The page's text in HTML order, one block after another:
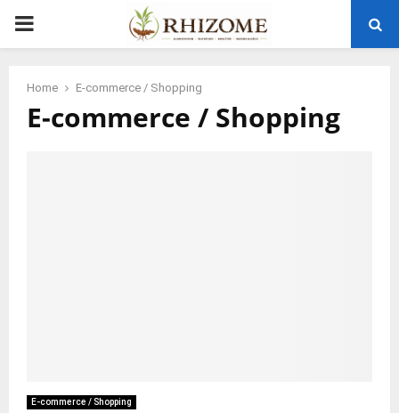
PRIMARY
Home E-commerce / Shopping
E-commerce / Shopping
E-commerce / Shopping